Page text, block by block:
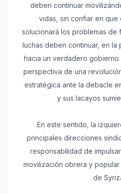
deben continuar
vidas, sin confiar en
solucionará los problemas de
luchas deben continuar, en
hacia un verdadero
perspectiva de una
estratégica ante la debacle
y sus lacayos
En este sentido, la
principales direcciones
responsabilidad de
movilización obrera y
de